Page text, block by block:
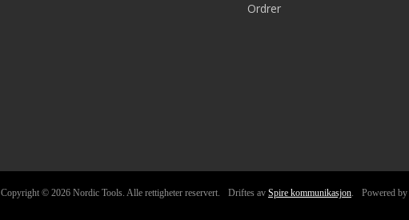
Ordrer
Copyright © 2026 Nordic Tools. Alle rettigheter reservert. Driftes av Spire kommunikasjon. Powered by